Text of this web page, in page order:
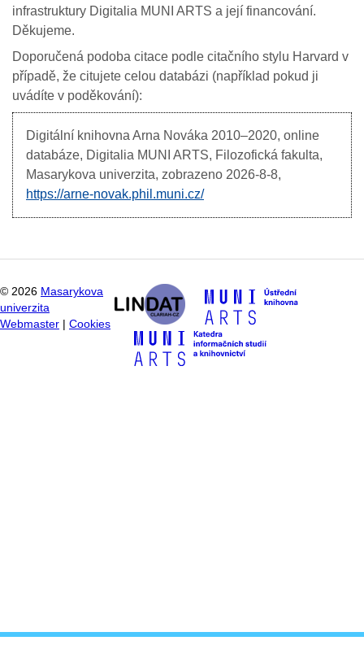
infrastruktury Digitalia MUNI ARTS a její financování.
Děkujeme.
Doporučená podoba citace podle citačního stylu Harvard v
případě, že citujete celou databázi (například pokud ji
uvádíte v poděkování):
Digitální knihovna Arna Nováka 2010–2020, online
databáze, Digitalia MUNI ARTS, Filozofická fakulta,
Masarykova univerzita, zobrazeno 2026-8-8,
https://arne-novak.phil.muni.cz/
© 2026 Masarykova
univerzita
Webmaster
Cookies